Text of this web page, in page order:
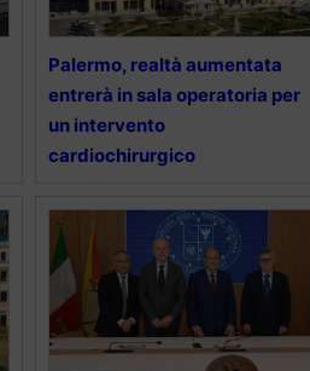
Palermo, realtà aumentata
entrerà in sala operatoria per
un intervento
cardiochirurgico